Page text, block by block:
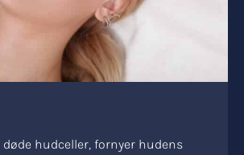
hudceller, fornyer hudens